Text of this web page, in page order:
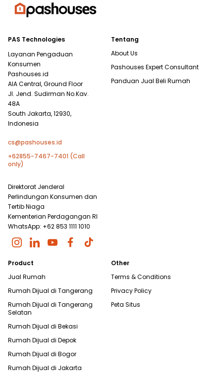
PAS Technologies
Layanan Pengaduan
Konsumen
Pashouses.id
AIA Central, Ground Floor
Jl. Jend. Sudirman No.Kav.
48A
South Jakarta, 12930,
Indonesia
cs@pashouses.id
+62855-7467-7401 (Call
only)
Direktorat Jenderal
Perlindungan Konsumen dan
Tertib Niaga
Kementerian Perdagangan RI
WhatsApp: +62 853 1111 1010
Tentang
About Us
Pashouses Expert Consultant
Panduan Jual Beli Rumah
Product
Jual Rumah
Rumah Dijual di Tangerang
Rumah Dijual di Tangerang
Selatan
Rumah Dijual di Bekasi
Rumah Dijual di Depok
Rumah Dijual di Bogor
Rumah Dijual di Jakarta
Other
Terms & Conditions
Privacy Policy
Peta Situs